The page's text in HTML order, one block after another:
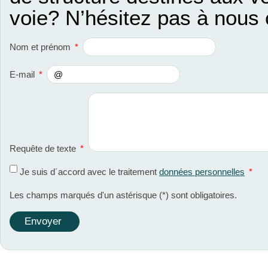
voie? N’hésitez pas à nous
Nom et prénom *
E-mail *
Requête de texte *
Je suis d´accord avec le traitement données personnelles *
Les champs marqués d'un astérisque (*) sont obligatoires.